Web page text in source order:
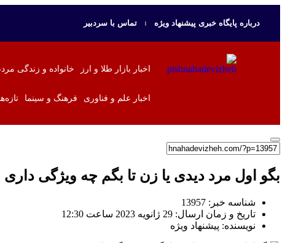
درباره پایگاه خبری پیشنهاد ویژه تماس با سردبیر
اخبار بازار طلا و ارز خانواده و زندگی
اخبار علم و فناوری فرهنگ و سینما
بگو اول مرد دیدی یا زن تا بگم چه ویژگی
شناسه خبر: 13957
تاریخ و زمان ارسال: 29 ژانویه 2023 ساعت 12:30
نویسنده: پیشنهاد ویژه